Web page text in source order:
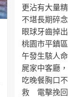
更沾有大量
不堪長期碎
眼球牙齒掉出
桃園市平鎮
午發生駭人
屍家中客廳
吃晚餐胸口
救 電擊挽